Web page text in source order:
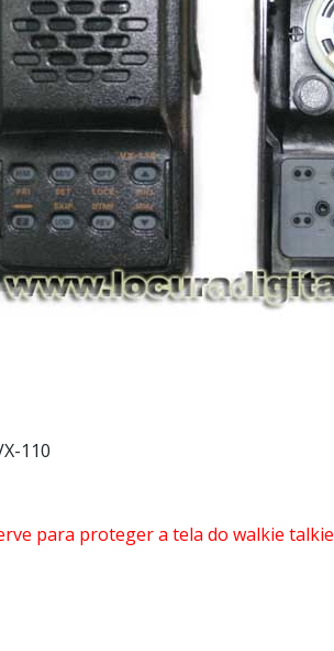
110
para proteger a tela do walkie talkie